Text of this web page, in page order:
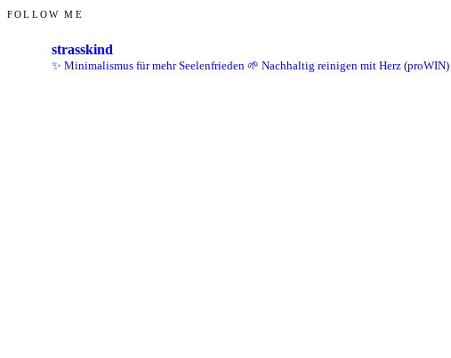
FOLLOW ME
strasskind
✨ Minimalismus für mehr Seelenfrieden 🌱 Nachhaltig reinigen mit Herz (proWIN)